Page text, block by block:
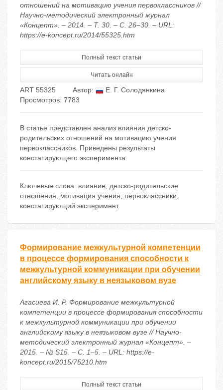
отношений на мотивацию учения первоклассников //
Научно-методический электронный журнал
«Концепт». – 2014. – Т. 30. – С. 26–30. – URL:
https://e-koncept.ru/2014/55325.htm
Полный текст статьи
Читать онлайн
ART 55325 Автор:
Е. Г. Солодянкина
Просмотров: 7783
В статье представлен анализ влияния детско-
родительских отношений на мотивацию учения
первоклассников. Приведены результаты
констатирующего эксперимента.
Ключевые слова: влияние, детско-родительские
отношения, мотивация учения, первоклассники,
констатирующий эксперимент
Формирование межкультурной компетенции
в процессе формирования способности к
межкультурной коммуникации при обучении
английскому языку в неязыковом вузе
Агасиева И. Р. Формирование межкультурной
компетенции в процессе формирования способности
к межкультурной коммуникации при обучении
английскому языку в неязыковом вузе // Научно-
методический электронный журнал «Концепт». –
2015. – № S15. – С. 1–5. – URL: https://e-
koncept.ru/2015/75210.htm
Полный текст статьи